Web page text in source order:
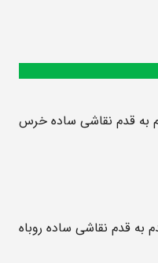
به قدم نقاشی ساده خرس
به قدم نقاشی ساده روباه